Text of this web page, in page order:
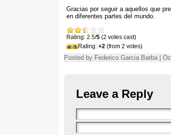
Gracias por seguir a aquellos que
en diferentes partes del mundo.
Rating: 2.5/5 (2 votes cast)
Rating: +2 (from 2 votes)
Posted by Federico Garcia Barba |
Leave a Reply